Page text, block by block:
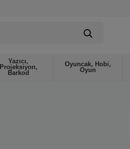
Yazıcı,
Projeksiyon,
Barkod
Oyuncak, Hobi,
Oyun